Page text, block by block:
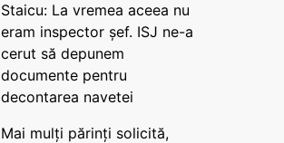
Staicu: La vremea aceea nu
eram inspector șef. ISJ ne-a
cerut să depunem
documente pentru
decontarea navetei
Mai mulți părinți solicită,